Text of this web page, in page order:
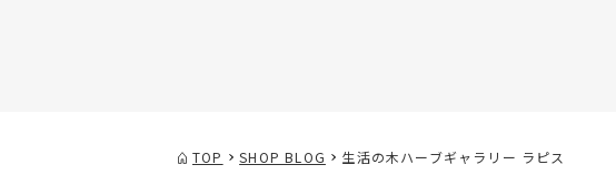
TOP SHOP BLOG 生活の木ハーブギャラリー ラピス